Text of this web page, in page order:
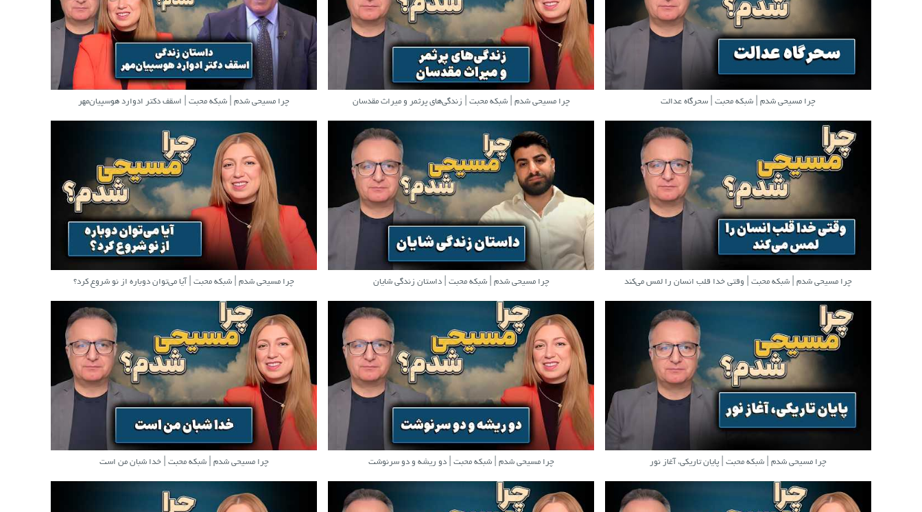
چرا مسیحی شدم | شبکه محبت | اسقف دکتر ادوارد هوسپیان‌مهر چرا مسیحی شدم | شبکه محبت | زندگی‌های پرثمر و میراث مقدسان چرا مسیحی شدم | شبکه محبت | سحرگاه عدالت
چرا مسیحی شدم | شبکه محبت | آیا می‌توان دوباره از نو شروع کرد؟ چرا مسیحی شدم | شبکه محبت | داستان زندگی شایان چرا مسیحی شدم | شبکه محبت | وقتی خدا قلب انسان را لمس می‌کند
چرا مسیحی شدم | شبکه محبت | خدا شبان من است چرا مسیحی شدم | شبکه محبت | دو ریشه و دو سرنوشت چرا مسیحی شدم | شبکه محبت | پایان تاریکی، آغاز نور